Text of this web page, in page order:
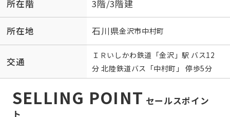
所在階 3階/3階建
所在地 石川県金沢市中村町
交通
ＩＲいしかわ鉄道 「金沢 」駅 バス12
分 北陸鉄道バス「中村町」 停歩5分
SELLING POINT セールスポイン
ト